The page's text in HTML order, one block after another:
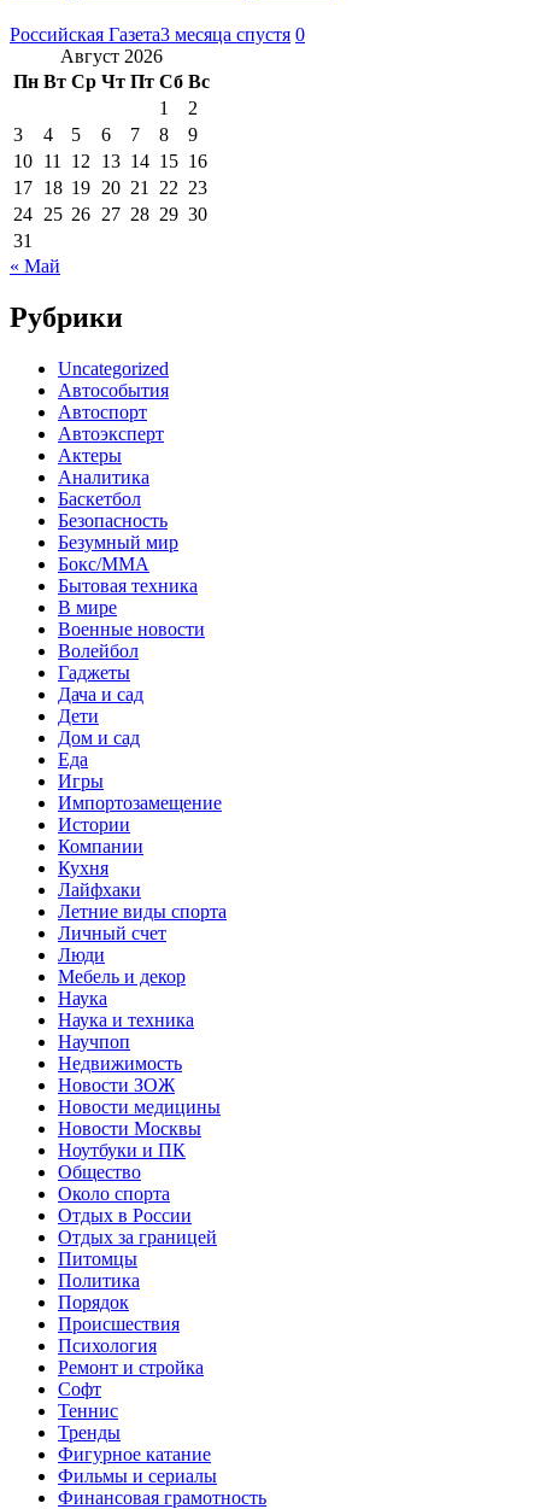
Российская Газета3 месяца спустя 0
Август 2026
Пн Вт Ср Чт Пт Сб Вс
1
2
3
4 5 6 7 8
9
10 11 12 13 14 15 16
17 18 19 20 21 22 23
24 25 26 27 28 29 30
31
« Май
Рубрики
Uncategorized
Автособытия
Автоспорт
Автоэксперт
Актеры
Аналитика
Баскетбол
Безопасность
Безумный мир
Бокс/MMA
Бытовая техника
В мире
Военные новости
Волейбол
Гаджеты
Дача и сад
Дети
Дом и сад
Еда
Игры
Импортозамещение
Истории
Компании
Кухня
Лайфхаки
Летние виды спорта
Личный счет
Люди
Мебель и декор
Наука
Наука и техника
Научпоп
Недвижимость
Новости ЗОЖ
Новости медицины
Новости Москвы
Ноутбуки и ПК
Общество
Около спорта
Отдых в России
Отдых за границей
Питомцы
Политика
Порядок
Происшествия
Психология
Ремонт и стройка
Софт
Теннис
Тренды
Фигурное катание
Фильмы и сериалы
Финансовая грамотность